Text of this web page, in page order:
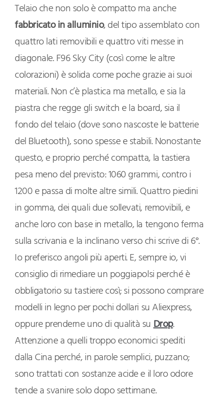
Telaio che non solo è compatto ma anche
fabbricato in alluminio, del tipo assemblato con
quattro lati removibili e quattro viti messe in
diagonale. F96 Sky City (così come le altre
colorazioni) è solida come poche grazie ai suoi
materiali. Non c’è plastica ma metallo, e sia la
piastra che regge gli switch e la board, sia il
fondo del telaio (dove sono nascoste le batterie
del Bluetooth), sono spesse e stabili. Nonostante
questo, e proprio perché compatta, la tastiera
pesa meno del previsto: 1060 grammi, contro i
1200 e passa di molte altre simili. Quattro piedini
in gomma, dei quali due sollevati, removibili, e
anche loro con base in metallo, la tengono ferma
sulla scrivania e la inclinano verso chi scrive di 6°.
Io preferisco angoli più aperti. E, sempre io, vi
consiglio di rimediare un poggiapolsi perché è
obbligatorio su tastiere così; si possono comprare
modelli in legno per pochi dollari su Aliexpress,
oppure prenderne uno di qualità suDrop.
Attenzione a quelli troppo economici spediti
dalla Cina perché, in parole semplici, puzzano;
sono trattati con sostanze acide e il loro odore
tende a svanire solo dopo settimane.